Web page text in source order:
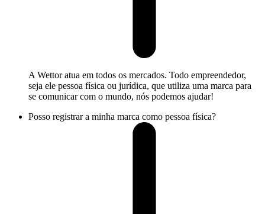
A Wettor atua em todos os mercados. Todo empreendedor,
seja ele pessoa física ou jurídica, que utiliza uma marca para
se comunicar com o mundo, nós podemos ajudar!
Posso registrar a minha marca como pessoa física?